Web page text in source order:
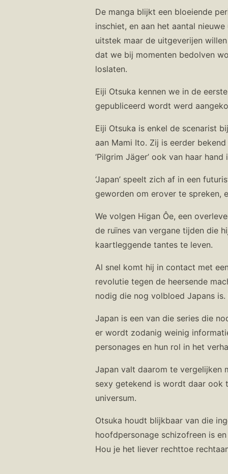
De manga blijkt een bloeiende
inschiet, en aan het aantal
uitstek maar de uitgeverijen
dat we bij momenten bedolven
loslaten.
Eiji Otsuka kennen we in de
gepubliceerd wordt werd
Eiji Otsuka is enkel de scenarist
aan Mami Ito. Zij is eerder
‘Pilgrim Jäger’ ook van haar hand
‘Japan’ speelt zich af in een
geworden om erover te spreken,
We volgen Higan Ôe, een
de ruïnes van vergane tijden die
kaartleggende tantes te leven.
Al snel komt hij in contact met
revolutie tegen de heersende
nodig die nog volbloed Japans
Japan is een van die series die
er wordt zodanig weinig
personages en hun rol in het
Japan valt daarom te vergelijken
sexy getekend is wordt daar ook
universum.
Otsuka houdt blijkbaar van die
hoofdpersonage schizofreen is
Hou je het liever rechttoe